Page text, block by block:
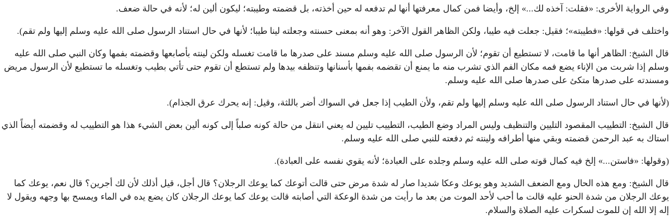
وفي الرواية الأخرى: «فقلت: آخذه لك...» إلخ، وأيضا فمن كمال معرفتها أنها لم تدفعه له حين أخذته، بل قضمته وطيبته؛ ليكون ألين له؛ لأنه في حالة ضعف.
واختلف في قولها: «فطيبته»؛ فقيل: جعلت فيه طيبا، ولكن الظاهر القول الآخر: وهو أنه بمعنى حسنته وجعلته لينا طيبا؛ لأنها في حال استناد الرسول صلى الله عليه وسلم إليها ولم تقم).
قال الشيخ: الظاهر أنها ما قامت، لا تستطيع أن تقوم؛ لأن الرسول صلى الله عليه وسلم مسند على صدرها ما قامت تغسله ولكن لينته بأصابعها وقضمته بفمها وكان النبي صلى الله عليه
وسلم إذا شربت من الإناء يضع فمه مكان الفم الذي تشرب منه ما يمنع أن تقضمه بفمها بأسنانها وتنظفه بيدها ولم تستطع أن تقوم حتى تأتي بطيب وتغسله ما تستطيع لأن الرسول مريض
ومسندته على صدرها متكئ على صدرها صلى الله عليه وسلم.
(لأنها في حال استناد الرسول صلى الله عليه وسلم إليها ولم تقم، ولأن الطيب إذا جعل في السواك أضر باللثة، وقيل: إنه يحرك عرق الجذام).
قال الشيخ: التطييب المقصود التليين والتنظيف وليس المراد وضع الطيب، التطييب تليين له يعني انتقل من حالة كونه صلباً إلى كونه ألين بعض الشيء هذا هو التطييب له وقضمته أيضاً الذي
استاك به عبد الرحمن قضمته وبقي منها أطرافه ولينته ثم دفعته للنبي صلى الله عليه وسلم.
(وقولها: «فاستن...» إلخ فيه كمال قوته صلى الله عليه وسلم وجلده على العبادة؛ لأنه يقوي نفسه على العبادة).
قال الشيخ: ومع هذه الحال ومع الضعف الشديد وهو يوعك وعكا شديدا صار له شدة مرض حتى قالت أتوعك كما يوعك الرجلان؟ قال أجل، قيل أذلك لأن لك أجرين؟ قال نعم، يوعك كما
يوعك الرجلان من شدة الحنو عليه قالت ما أحب لأحد الموت من بعد ما رأيت من شدة الوعكة التي أصابته قالت يوعك كما يوعك الرجلان كان يضع يده في الماء ويمسح بها وجهه ويقول لا
إله إلا الله إن للموت لسكرات عليه الصلاة والسلام.